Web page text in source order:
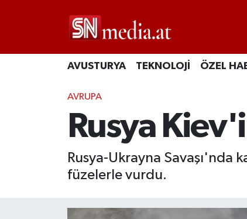
AVUSTURYA TEKNOLOJİ ÖZEL
AVRUPA
Rusya
Rusya-Ukrayna Savaşı'nda
füzelerle vurdu.